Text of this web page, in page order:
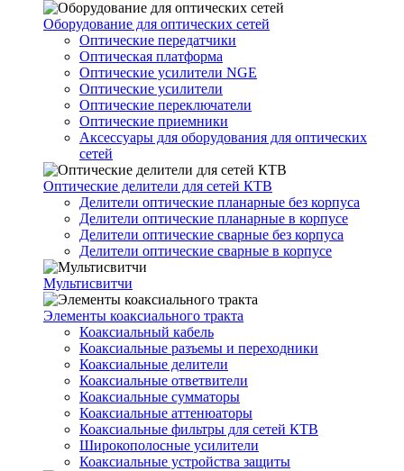
Оборудование для оптических сетей
Оптические передатчики
Оптическая платформа
Оптические усилители NGE
Оптические усилители
Оптические переключатели
Оптические приемники
Аксессуары для оборудования для оптических
сетей
Оптические делители для сетей КТВ
Делители оптические планарные без корпуса
Делители оптические планарные в корпусе
Делители оптические сварные без корпуса
Делители оптические сварные в корпусе
Мультисвитчи
Элементы коаксиального тракта
Коаксиальный кабель
Коаксиальные разъемы и переходники
Коаксиальные делители
Коаксиальные ответвители
Коаксиальные сумматоры
Коаксиальные аттенюаторы
Коаксиальные фильтры для сетей КТВ
Широкополосные усилители
Коаксиальные устройства защиты